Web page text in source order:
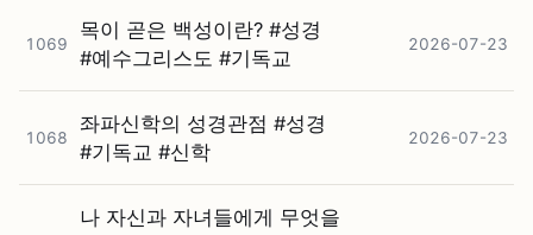
1069
목이 곧은 백성이란? #⁠성경
#⁠예수그리스도 #⁠기독교
2026-07-23
1068
좌파신학의 성경관점 #⁠성경
#⁠기독교 #⁠신학
2026-07-23
나 자신과 자녀들에게 무엇을